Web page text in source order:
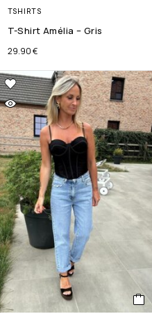
TSHIRTS
T-Shirt Amélia – Gris
29.90€